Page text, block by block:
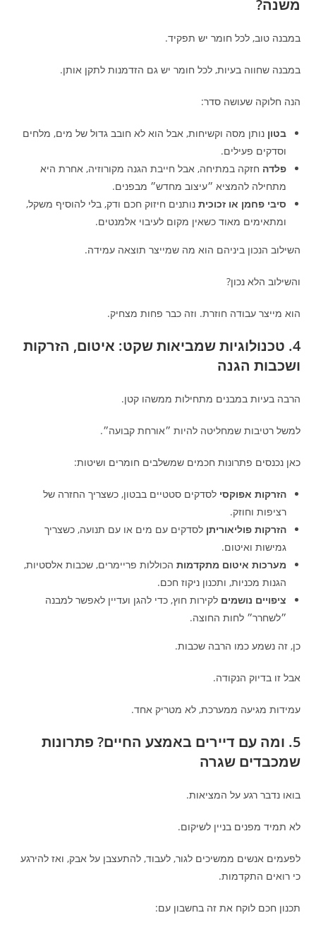
משנה?
במבנה טוב, לכל חומר יש תפקיד.
במבנה שחווה בעיות, לכל חומר יש גם הזדמנות לתקן אותן.
הנה חלוקה שעושה סדר:
בטון נותן מסה וקשיחות, אבל הוא לא חובב גדול של מים, מלחים
וסדקים פעילים.
פלדה חזקה במתיחה, אבל חייבת הגנה מקורוזיה, אחרת היא
מתחילה להמציא ״עיצוב מחדש״ מבפנים.
סיבי פחמן או זכוכית נותנים חיזוק חכם ודק, בלי להוסיף משקל,
ומתאימים מאוד כשאין מקום לעיבוי אלמנטים.
השילוב הנכון ביניהם הוא מה שמייצר תוצאה עמידה.
והשילוב הלא נכון?
הוא מייצר עבודה חוזרת. וזה כבר פחות מצחיק.
4. טכנולוגיות שמביאות שקט: איטום, הזרקות
ושכבות הגנה
הרבה בעיות במבנים מתחילות ממשהו קטן.
למשל רטיבות שמחליטה להיות ״אורחת קבועה״.
כאן נכנסים פתרונות חכמים שמשלבים חומרים ושיטות:
הזרקות אפוקסי לסדקים סטטיים בבטון, כשצריך החזרה של
רציפות וחוזק.
הזרקות פוליאוריתן לסדקים עם מים או עם תנועה, כשצריך
גמישות ואיטום.
מערכות איטום מתקדמות הכוללות פריימרים, שכבות אלסטיות,
הגנות מכניות, ותכנון ניקוז חכם.
ציפויים נושמים לקירות חוץ, כדי להגן ועדיין לאפשר למבנה
״לשחרר״ לחות החוצה.
כן, זה נשמע כמו הרבה שכבות.
אבל זו בדיוק הנקודה.
עמידות מגיעה ממערכת, לא מטריק אחד.
5. ומה עם דיירים באמצע החיים? פתרונות
שמכבדים שגרה
בואו נדבר רגע על המציאות.
לא תמיד מפנים בניין לשיקום.
לפעמים אנשים ממשיכים לגור, לעבוד, להתעצבן על אבק, ואז להירגע
כי רואים התקדמות.
תכנון חכם לוקח את זה בחשבון עם: